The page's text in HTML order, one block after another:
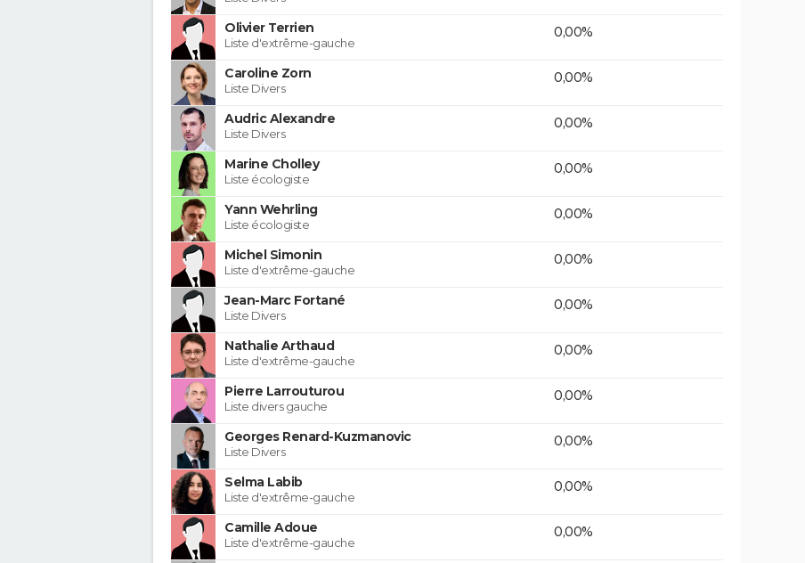
Olivier Terrien
Liste d'extrême-gauche
0,00%
Caroline Zorn
Liste Divers
0,00%
Audric Alexandre
Liste Divers
0,00%
Marine Cholley
Liste écologiste
0,00%
Yann Wehrling
Liste écologiste
0,00%
Michel Simonin
Liste d'extrême-gauche
0,00%
Jean-Marc Fortané
Liste Divers
0,00%
Nathalie Arthaud
Liste d'extrême-gauche
0,00%
Pierre Larrouturou
Liste divers gauche
0,00%
Georges Renard-Kuzmanovic
Liste Divers
0,00%
Selma Labib
Liste d'extrême-gauche
0,00%
Camille Adoue
Liste d'extrême-gauche
0,00%